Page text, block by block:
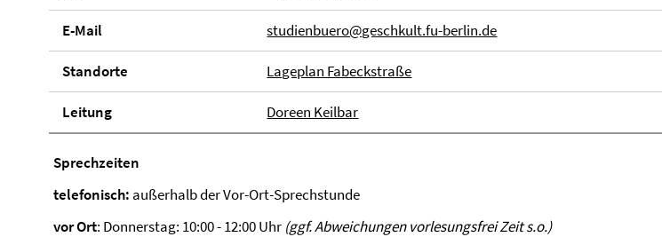
E-Mail studienbuero@geschkult.fu-berlin.de
Stand­orte Lageplan Fabeckstraße
Lei­tung Doreen Keilbar
Sprech­zei­ten
telefonisch: außerhalb der Vor-Ort-Sprechstunde
vor Ort: Donnerstag: 10:00 - 12:00 Uhr (ggf. Abweichungen vorlesungsfrei Zeit s.o.)